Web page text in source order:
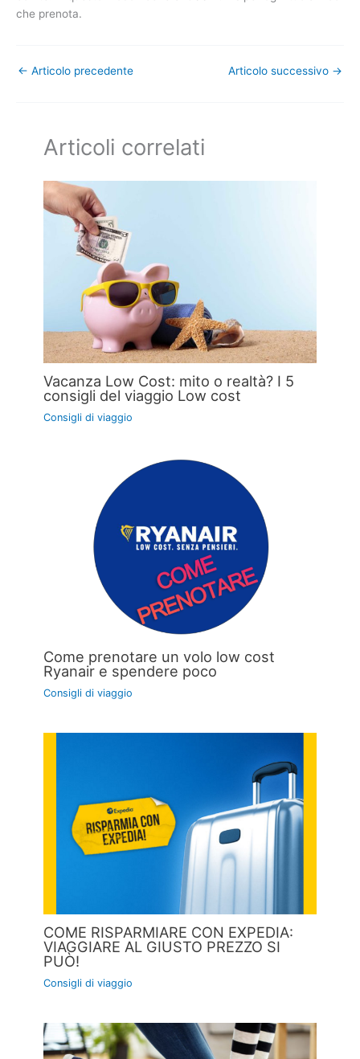
che prenota.
← Articolo precedente Articolo successivo →
Articoli correlati
Vacanza Low Cost: mito o realtà? I 5
consigli del viaggio Low cost
Consigli di viaggio
Come prenotare un volo low cost
Ryanair e spendere poco
Consigli di viaggio
COME RISPARMIARE CON EXPEDIA:
VIAGGIARE AL GIUSTO PREZZO SI
PUÒ!
Consigli di viaggio